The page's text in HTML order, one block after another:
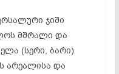
ჯიში
მშრალი და
(სერი, ბარი)
არეალისა და